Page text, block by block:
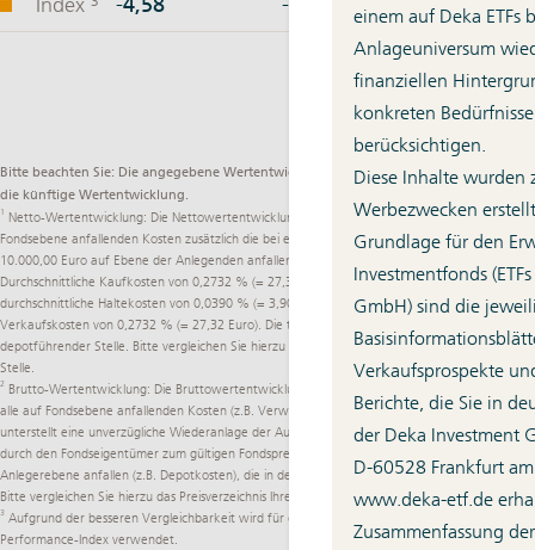
einem auf Deka ETFs
Anlageuniversum
finanziellen
konkreten
berücksichtigen.
Diese Inhalte wurden
Werbezwecken
Grundlage für den
Investmentfonds
GmbH) sind die
Verkaufsprospekte
Berichte, die Sie in
der Deka Investment
D-60528 Frankfurt
www.deka-etf.de
Zusammenfassung
Bitte beachten Sie: Die angegebene Wertentwicklung ist kein verlässlicher Indikator für
die künftige Wertentwicklung.
1
Netto-Wertentwicklung: Die Nettowertentwicklung berücksichtigt neben den auf
Fondsebene anfallenden Kosten zusätzlich die bei einem beispielhaften Anlagebetrag von
10.000,00 Euro auf Ebene der Anlegenden anfallenden durchschnittlichen Kosten:
Durchschnittliche Kaufkosten von 0,2732 % (= 27,32 Euro) einmalig beim Kauf,
durchschnittliche Haltekosten von 0,0390 % (= 3,90 Euro) sowie durchschnittliche
Verkaufskosten von 0,2732 % (= 27,32 Euro). Die tatsächlichen Kosten variieren je nach
depotführender Stelle. Bitte vergleichen Sie hierzu das Preisverzeichnis Ihrer depotführenden
Stelle.
2
Brutto-Wertentwicklung: Die Bruttowertentwicklung des Fonds (BVI-Methode) berücksichtigt
alle auf Fondsebene anfallenden Kosten (z.B. Verwaltungsvergütung). Die BVI Methode
unterstellt eine unverzügliche Wiederanlage der Ausschüttungen und abgeführten Steuern
durch den Fondseigentümer zum gültigen Fondspreis. Weitere Kosten können auf
Anlegerebene anfallen (z.B. Depotkosten), die in der Darstellung nicht berücksichtigt werden.
Bitte vergleichen Sie hierzu das Preisverzeichnis Ihrer depotführenden Stelle.
3 Aufgrund der besseren Vergleichbarkeit wird für die Berechnung der Wertentwicklung der
Performance-Index verwendet.